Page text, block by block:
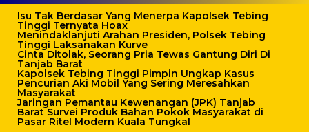
Isu Tak Berdasar Yang Menerpa Kapolsek Tebing
Tinggi Ternyata Hoax
Menindaklanjuti Arahan Presiden, Polsek Tebing
Tinggi Laksanakan Kurve
Cinta Ditolak, Seorang Pria Tewas Gantung Diri Di
Tanjab Barat
Kapolsek Tebing Tinggi Pimpin Ungkap Kasus
Pencurian Aki Mobil Yang Sering Meresahkan
Masyarakat
Jaringan Pemantau Kewenangan (JPK) Tanjab
Barat Survei Produk Bahan Pokok Masyarakat di
Pasar Ritel Modern Kuala Tungkal